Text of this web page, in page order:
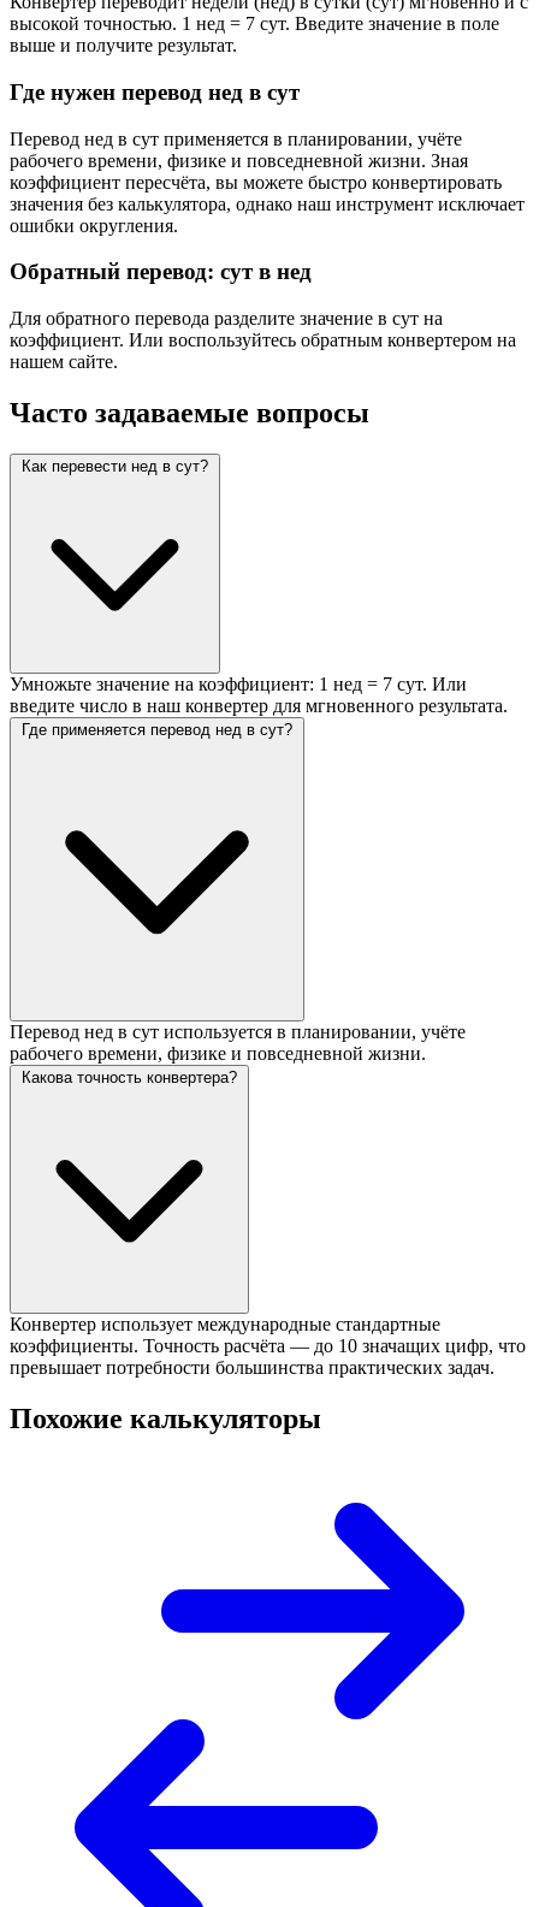
высокой точностью. 1 нед = 7 сут. Введите значение в поле
выше и получите результат.
Где нужен перевод нед в сут
Перевод нед в сут применяется в планировании, учёте
рабочего времени, физике и повседневной жизни. Зная
коэффициент пересчёта, вы можете быстро конвертировать
значения без калькулятора, однако наш инструмент исключает
ошибки округления.
Обратный перевод: сут в нед
Для обратного перевода разделите значение в сут на
коэффициент. Или воспользуйтесь обратным конвертером на
нашем сайте.
Часто задаваемые вопросы
Как перевести нед в сут?
Умножьте значение на коэффициент: 1 нед = 7 сут. Или
введите число в наш конвертер для мгновенного результата.
Где применяется перевод нед в сут?
Перевод нед в сут используется в планировании, учёте
рабочего времени, физике и повседневной жизни.
Какова точность конвертера?
Конвертер использует международные стандартные
коэффициенты. Точность расчёта — до 10 значащих цифр, что
превышает потребности большинства практических задач.
Похожие калькуляторы